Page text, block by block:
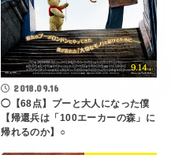
2018.09.16
◯【68点】プーと大人になった僕
【帰還兵は「100エーカーの森」に
帰れるのか】○